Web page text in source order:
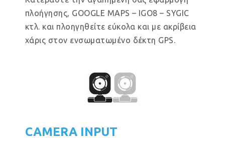
πλοήγησης, GOOGLE MAPS – IGO8 – SYGIC
κτλ. και πλοηγηθείτε εύκολα και με ακρίβεια
χάρις στον ενσωματωμένο δέκτη GPS.
CAMERA INPUT